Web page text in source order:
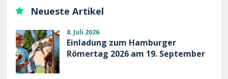
Neueste Artikel
8. Juli 2026
Einladung zum Hamburger
Römertag 2026 am 19. September